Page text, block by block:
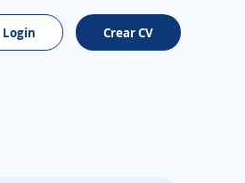
Login Crear CV